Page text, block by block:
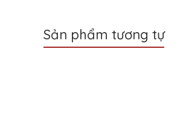
Sản phẩm tương tự